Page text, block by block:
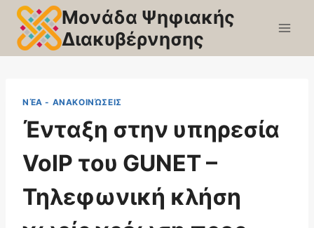
Skip
content
Μονάδα Ψηφιακής
Διακυβέρνησης
ΝΈΑ - ΑΝΑΚΟΙΝΏΣΕΙΣ
Ένταξη στην υπηρεσία
VoIP του GUNET –
Τηλεφωνική κλήση